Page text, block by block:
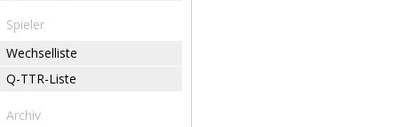
Spieler
Wechselliste
Q-TTR-Liste
Archiv